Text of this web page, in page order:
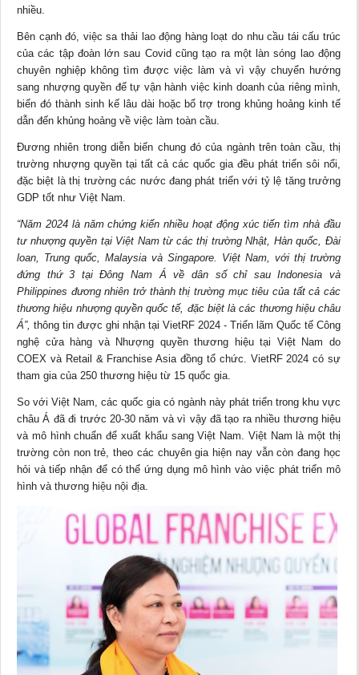
nhiều.
Bên cạnh đó, việc sa thải lao động hàng loạt do nhu cầu tái cấu trúc
của các tập đoàn lớn sau Covid cũng tạo ra một làn sóng lao động
chuyên nghiệp không tìm được việc làm và vì vậy chuyển hướng
sang nhượng quyền để tự vận hành việc kinh doanh của riêng mình,
biến đó thành sinh kế lâu dài hoặc bổ trợ trong khủng hoảng kinh tế
dẫn đến khủng hoảng về việc làm toàn cầu.
Đương nhiên trong diễn biến chung đó của ngành trên toàn cầu, thị
trường nhượng quyền tại tất cả các quốc gia đều phát triển sôi nổi,
đặc biệt là thị trường các nước đang phát triển với tỷ lệ tăng trưởng
GDP tốt như Việt Nam.
“Năm 2024 là năm chứng kiến nhiều hoạt động xúc tiến tìm nhà đầu
tư nhượng quyền tại Việt Nam từ các thị trường Nhật, Hàn quốc, Đài
loan, Trung quốc, Malaysia và Singapore. Việt Nam, với thị trường
đứng thứ 3 tại Đông Nam Á về dân số chỉ sau Indonesia và
Philippines đương nhiên trở thành thị trường mục tiêu của tất cả các
thương hiệu nhượng quyền quốc tế, đặc biệt là các thương hiệu châu
Á”, thông tin được ghi nhận tại VietRF 2024 - Triển lãm Quốc tế Công
nghệ cửa hàng và Nhượng quyền thương hiệu tại Việt Nam do
COEX và Retail & Franchise Asia đồng tổ chức. VietRF 2024 có sự
tham gia của 250 thương hiệu từ 15 quốc gia.
So với Việt Nam, các quốc gia có ngành này phát triển trong khu vực
châu Á đã đi trước 20-30 năm và vì vậy đã tạo ra nhiều thương hiệu
và mô hình chuẩn để xuất khẩu sang Việt Nam. Việt Nam là một thị
trường còn non trẻ, theo các chuyên gia hiện nay vẫn còn đang học
hỏi và tiếp nhận để có thể ứng dụng mô hình vào việc phát triển mô
hình và thương hiệu nội địa.